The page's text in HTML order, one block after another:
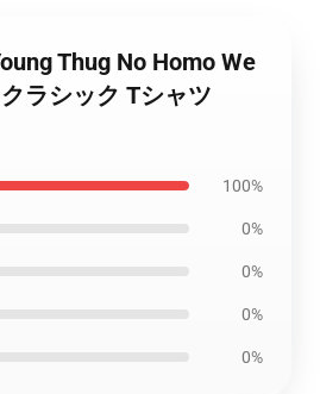
Thug No Homo We
ラシック Tシャツ
100%
0%
0%
0%
0%